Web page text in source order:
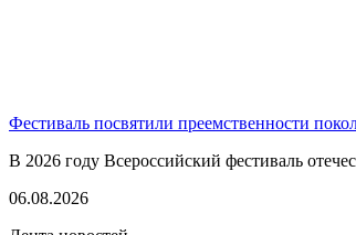
Фестиваль посвятили преемственности
В 2026 году Всероссийский фестиваль
06.08.2026